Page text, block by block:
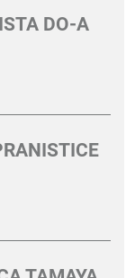
DO-A